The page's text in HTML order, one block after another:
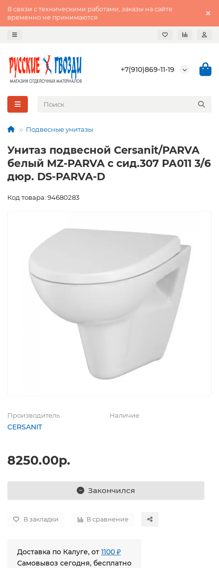
В связи с техническими работами, заказы на сайте
временно не принимаются
+7(910)869-11-19
Подвесные унитазы
Унитаз подвесной Cersanit/PARVA
белый MZ-PARVA c сид.307 РА011 3/6
дюр. DS-PARVA-D
Код товара: 94680283
Производитель
CERSANIT
Наличие
8250.00р.
Закончился
В закладки В сравнение
Доставка по Калуге, от 1100 ₽
Самовывоз сегодня, бесплатно